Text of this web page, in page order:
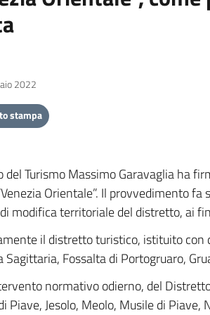
2022
stampa
del Turismo Massimo Garavaglia ha
Orientale”. Il provvedimento
modifica territoriale del distretto, ai
il distretto turistico, istituito con
Sagittaria, Fossalta di Portogruaro,
normativo odierno, del
Piave, Jesolo, Meolo, Musile di